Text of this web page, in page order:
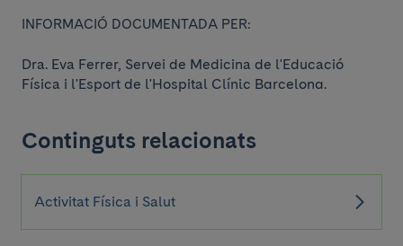
INFORMACIÓ DOCUMENTADA PER:
Dra. Eva Ferrer, Servei de Medicina de l'Educació
Física i l'Esport de l'Hospital Clínic Barcelona.
Continguts relacionats
Activitat Física i Salut